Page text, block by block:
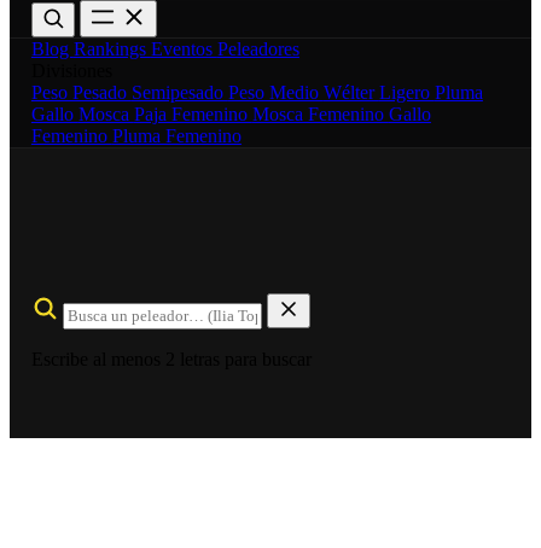
Blog Rankings Eventos Peleadores
Peso Pesado Semipesado Peso Medio WélterLigero Pluma
Gallo Mosca Paja Femenino Mosca Femenino Gallo
Femenino Pluma Femenino